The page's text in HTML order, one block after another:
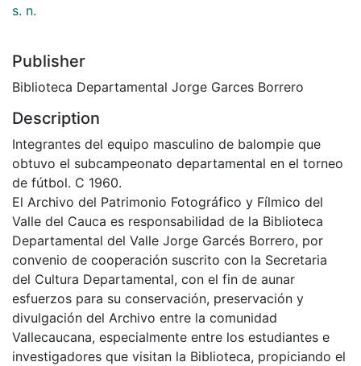
s. n.
Publisher
Biblioteca Departamental Jorge Garces Borrero
Description
Integrantes del equipo masculino de balompie que
obtuvo el subcampeonato departamental en el torneo
de fútbol. C 1960.
El Archivo del Patrimonio Fotográfico y Fílmico del
Valle del Cauca es responsabilidad de la Biblioteca
Departamental del Valle Jorge Garcés Borrero, por
convenio de cooperación suscrito con la Secretaria
del Cultura Departamental, con el fin de aunar
esfuerzos para su conservación, preservación y
divulgación del Archivo entre la comunidad
Vallecaucana, especialmente entre los estudiantes e
investigadores que visitan la Biblioteca, propiciando el